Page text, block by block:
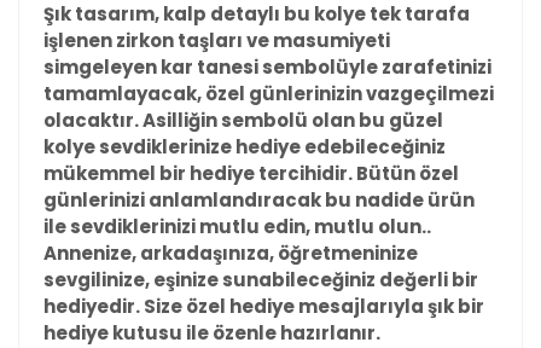
Şık tasarım, kalp detaylı bu kolye tek tarafa
işlenen zirkon taşları ve masumiyeti
simgeleyen kar tanesi sembolüyle zarafetinizi
tamamlayacak, özel günlerinizin vazgeçilmezi
olacaktır. Asilliğin sembolü olan bu güzel
kolye sevdiklerinize hediye edebileceğiniz
mükemmel bir hediye tercihidir. Bütün özel
günlerinizi anlamlandıracak bu nadide ürün
ile sevdiklerinizi mutlu edin, mutlu olun..
Annenize, arkadaşınıza, öğretmeninize
sevgilinize, eşinize sunabileceğiniz değerli bir
hediyedir. Size özel hediye mesajlarıyla şık bir
hediye kutusu ile özenle hazırlanır.